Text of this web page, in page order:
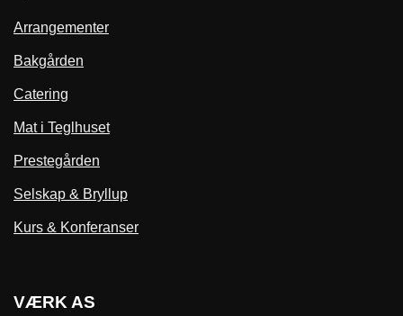
Arrangementer
Bakgården
Catering
Mat i Teglhuset
Prestegården
Selskap & Bryllup
Kurs & Konferanser
VÆRK AS